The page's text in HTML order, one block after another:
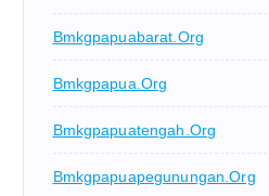
Bmkgpapuabarat.org
Bmkgpapua.org
Bmkgpapuatengah.org
Bmkgpapuapegunungan.org